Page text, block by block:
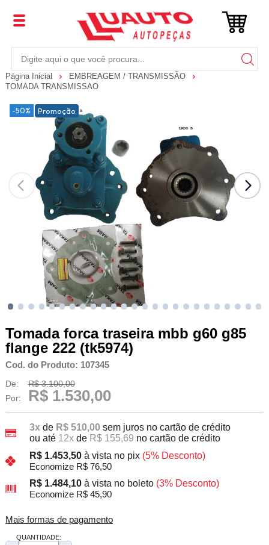
Página Inicial
EMBREAGEM / TRANSMISSÃO
TOMADA TRANSMISSAO
-50% Promoção
Tomada forca traseira mbb g60 g85
flange 222 (tk5974)
Cod. do Produto: 107345
De:
R$ 3.100,00
Por:
R$ 1.530,00
3xde R$ 510,00 sem juros no cartão de crédito
ou até 12xde R$ 155,69 no cartão de crédito
R$ 1.453,50 à vista no pix (5% Desconto)
Economize R$ 76,50
R$ 1.484,10 à vista no boleto (3% Desconto)
Economize R$ 45,90
Mais formas de pagamento
QUANTIDADE: